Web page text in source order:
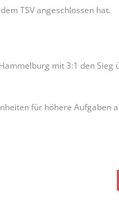
TSV angeschlossen hat.
mit 3:1 den Sieg
für höhere Aufgaben